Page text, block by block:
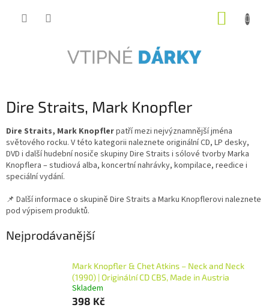
Dire Straits, Mark Knopfler
Dire Straits, Mark Knopflerpatří mezi nejvýznamnější jména
světového rocku. V této kategorii naleznete originální CD, LP desky,
DVD i další hudební nosiče skupiny Dire Straits i sólové tvorby Marka
Knopflera – studiová alba, koncertní nahrávky, kompilace, reedice i
speciální vydání.
📌 Další informace o skupině Dire Straits a Marku Knopflerovi naleznete
pod výpisem produktů.
Nejprodávanější
Mark Knopfler & Chet Atkins – Neck and Neck
(1990) | Originální CD CBS, Made in Austria
Skladem
398 Kč